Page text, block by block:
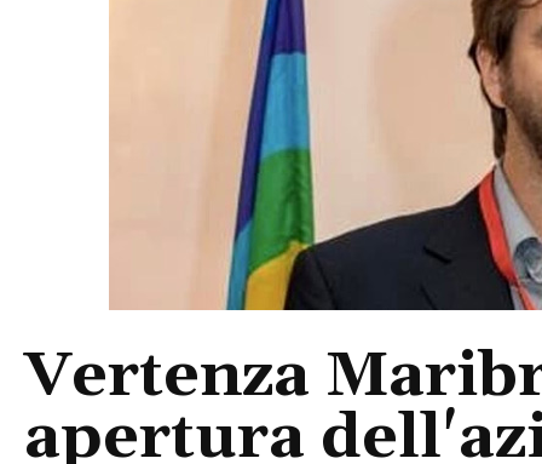
Vertenza
apertura